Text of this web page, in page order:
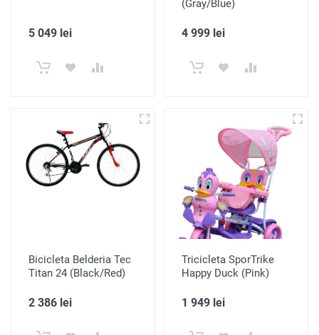
5 049 lei
(Gray/Blue)
4 999 lei
Bicicleta Belderia Tec
Titan 24 (Black/Red)
2 386 lei
Tricicleta SporTrike
Happy Duck (Pink)
1 949 lei